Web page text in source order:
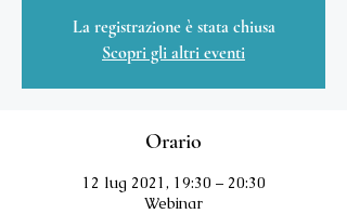
La registrazione è stata chiusa
Scopri gli altri eventi
Orario
12 lug 2021, 19:30 – 20:30
Webinar